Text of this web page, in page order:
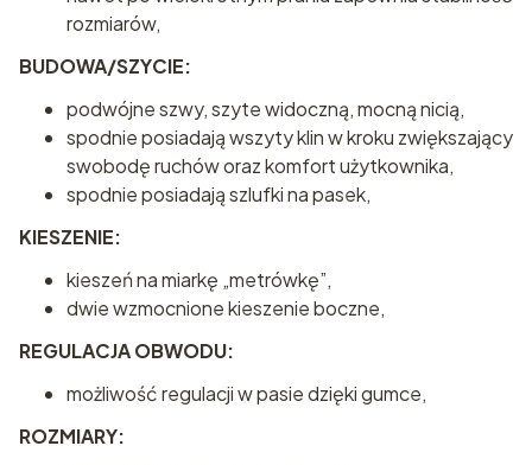
rozmiarów,
BUDOWA/SZYCIE:
podwójne szwy, szyte widoczną, mocną nicią,
spodnie posiadają wszyty klin w kroku zwiększający
swobodę ruchów oraz komfort użytkownika,
spodnie posiadają szlufki na pasek,
KIESZENIE:
kieszeń na miarkę „metrówkę”,
dwie wzmocnione kieszenie boczne,
REGULACJA OBWODU:
możliwość regulacji w pasie dzięki gumce,
ROZMIARY: